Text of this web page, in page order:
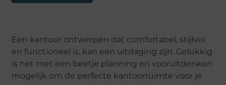
Een kantoor ontwerpen dat comfortabel, stijlvol
en functioneel is, kan een uitdaging zijn. Gelukkig
is het met een beetje planning en vooruitdenken
mogelijk om de perfecte kantoorruimte voor je